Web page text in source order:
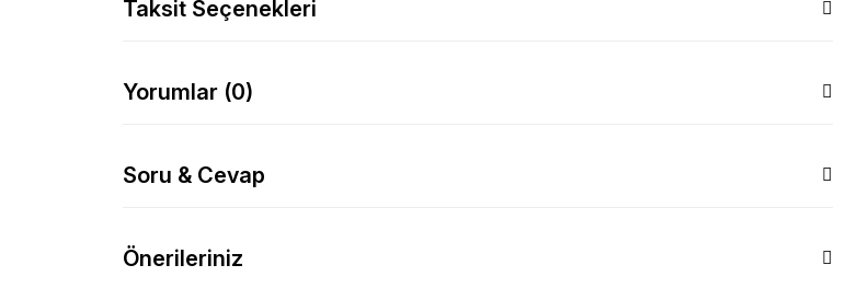
Taksit Seçenekleri
Yorumlar (0)
Soru & Cevap
Önerileriniz